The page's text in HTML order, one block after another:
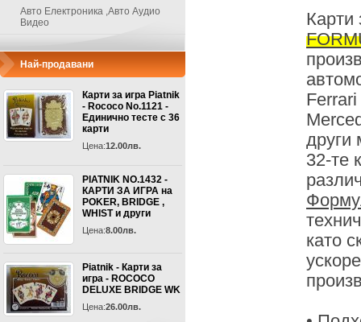
Авто Електроника ,Авто Аудио
Видео
Най-продавани
Карти за игра Piatnik
- Rococo No.1121 -
Единично тесте с 36
карти
Цена:12.00лв.
PIATNIK NO.1432 -
КАРТИ ЗА ИГРА на
POKER, BRIDGE ,
WHIST и други
Цена:8.00лв.
Piatnik - Карти за
игра - ROCOCO
DELUXE BRIDGE WK
Цена:26.00лв.
Карти
други
32-те
като